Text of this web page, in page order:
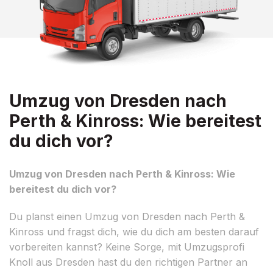
Umzug von Dresden nach
Perth & Kinross: Wie bereitest
du dich vor?
Umzug von Dresden nach Perth & Kinross: Wie
bereitest du dich vor?
Du planst einen Umzug von Dresden nach Perth &
Kinross und fragst dich, wie du dich am besten darauf
vorbereiten kannst? Keine Sorge, mit Umzugsprofi
Knoll aus Dresden hast du den richtigen Partner an